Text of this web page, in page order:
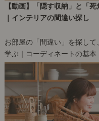
【動画】「隠す収納」と「
｜インテリアの間違い探し
お部屋の「間違い」を探して
学ぶ｜コーディネートの基本